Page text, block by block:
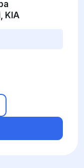
KIA